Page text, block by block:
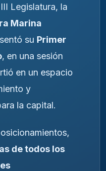
Legislatura, la
Marina
su Primer
, en una sesión
en un espacio
y
la capital.
de todos los